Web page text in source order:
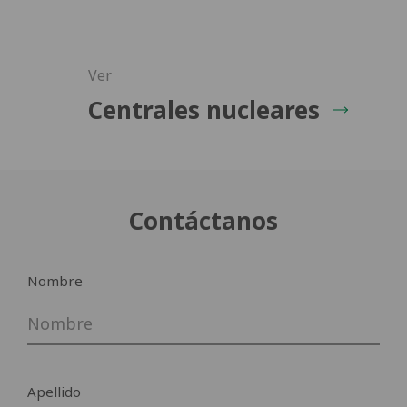
Ver
Centrales nucleares
Contáctanos
Nombre
Apellido
Baja el catálogo